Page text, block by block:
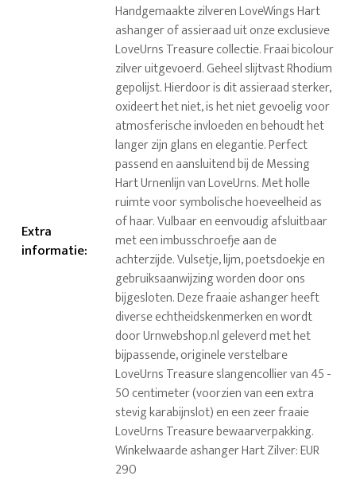
Extra
informatie:
Handgemaakte zilveren LoveWings Hart
ashanger of assieraad uit onze exclusieve
LoveUrns Treasure collectie. Fraai bicolour
zilver uitgevoerd. Geheel slijtvast Rhodium
gepolijst. Hierdoor is dit assieraad sterker,
oxideert het niet, is het niet gevoelig voor
atmosferische invloeden en behoudt het
langer zijn glans en elegantie. Perfect
passend en aansluitend bij de Messing
Hart Urnenlijn van LoveUrns. Met holle
ruimte voor symbolische hoeveelheid as
of haar. Vulbaar en eenvoudig afsluitbaar
met een imbusschroefje aan de
achterzijde. Vulsetje, lijm, poetsdoekje en
gebruiksaanwijzing worden door ons
bijgesloten. Deze fraaie ashanger heeft
diverse echtheidskenmerken en wordt
door Urnwebshop.nl geleverd met het
bijpassende, originele verstelbare
LoveUrns Treasure slangencollier van 45 -
50 centimeter (voorzien van een extra
stevig karabijnslot) en een zeer fraaie
LoveUrns Treasure bewaarverpakking.
Winkelwaarde ashanger Hart Zilver: EUR
290